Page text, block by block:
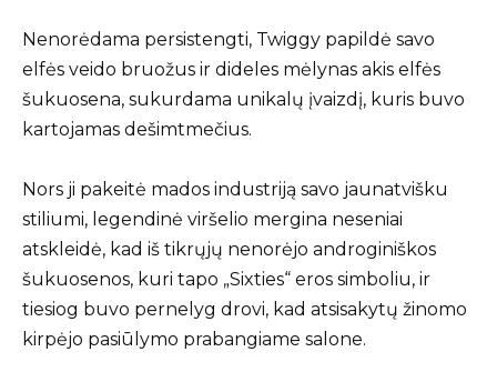
Nenorėdama persistengti, Twiggy papildė savo
elfės veido bruožus ir dideles mėlynas akis elfės
šukuosena, sukurdama unikalų įvaizdį, kuris buvo
kartojamas dešimtmečius.
Nors ji pakeitė mados industriją savo jaunatvišku
stiliumi, legendinė viršelio mergina neseniai
atskleidė, kad iš tikrųjų nenorėjo androginiškos
šukuosenos, kuri tapo „Sixties“ eros simboliu, ir
tiesiog buvo pernelyg drovi, kad atsisakytų žinomo
kirpėjo pasiūlymo prabangiame salone.